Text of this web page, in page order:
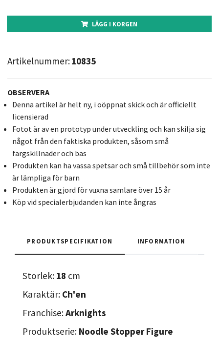
LÄGG I KORGEN
Artikelnummer:10835
OBSERVERA
Denna artikel är helt ny, i oöppnat skick och är officiellt
licensierad
Fotot är av en prototyp under utveckling och kan skilja sig
något från den faktiska produkten, såsom små
färgskillnader och bas
Produkten kan ha vassa spetsar och små tillbehör som inte
är lämpliga för barn
Produkten är gjord för vuxna samlare över 15 år
Köp vid specialerbjudanden kan inte ångras
PRODUKTSPECIFIKATION INFORMATION
Storlek: 18 cm
Karaktär: Ch'en
Franchise:Arknights
Produktserie: Noodle Stopper Figure